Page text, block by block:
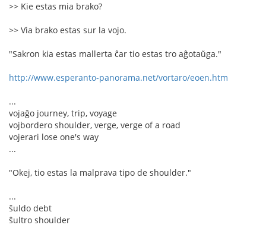
>> Kie estas mia brako?
>> Via brako estas sur la vojo.
"Sakron kia estas mallerta ĉar tio estas tro aĝotaŭga."
http://www.esperanto-panorama.net/vortaro/eoen.htm
...
vojaĝo journey, trip, voyage
vojbordero shoulder, verge, verge of a road
vojerari lose one's way
...
"Okej, tio estas la malprava tipo de shoulder."
...
ŝuldo debt
ŝultro shoulder